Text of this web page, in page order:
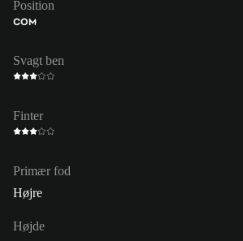
Position
COM
Svagt ben
Finter
Primær fod
Højre
Højde